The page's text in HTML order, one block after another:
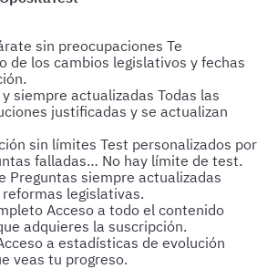
sin preocupaciones Te
de los cambios legislativos y fechas
siempre actualizadas Todas las
justificadas y se actualizan
sin límites Test personalizados por
falladas… No hay límite de test.
Preguntas siempre actualizadas
legislativas.
Acceso a todo el contenido
adquieres la suscripción.
a estadísticas de evolución
veas tu progreso.